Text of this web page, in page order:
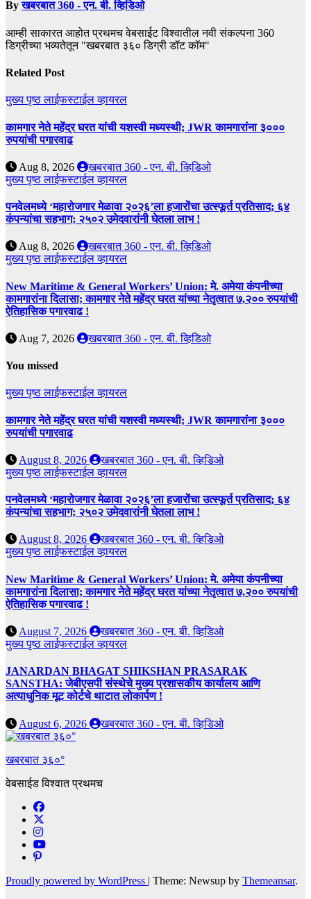
Byखबरबात 360 - एन. बी. व्हिडिओ
आम्ही साकारत आहोत प्रथमच वेबसाईट विश्वातील नवी संकल्पना 360
डिग्रीच्या भव्यतेतून "खबरबात ३६० डिग्री डॉट कॉम"
Related Post
मुख्य पृष्ठलाईफस्टाईलव्हायरल
कामगार नेते महेंद्र घरत यांची यशस्वी मध्यस्थी; JWR कामगारांना ३०००
रुपयांची पगारवाढ
Aug 8, 2026
खबरबात 360 - एन. बी. व्हिडिओ
मुख्य पृष्ठलाईफस्टाईलव्हायरल
पनवेलमध्ये ‘महारोजगार मेळावा २०२६’ला हजारोंचा उत्स्फूर्त प्रतिसाद; ६४
कंपन्यांचा सहभाग; २५०२ उमेदवारांनी घेतला लाभ !
Aug 8, 2026
खबरबात 360 - एन. बी. व्हिडिओ
मुख्य पृष्ठलाईफस्टाईलव्हायरल
New Maritime & General Workers’ Union: मे. अमेया कंपनीच्या
कामगारांना दिलासा; कामगार नेते महेंद्र घरत यांच्या नेतृत्वात ७,२०० रुपयांची
ऐतिहासिक पगारवाढ !
Aug 7, 2026 खबरबात 360 - एन. बी. व्हिडिओ
You missed
मुख्य पृष्ठलाईफस्टाईलव्हायरल
कामगार नेते महेंद्र घरत यांची यशस्वी मध्यस्थी; JWR कामगारांना ३०००
रुपयांची पगारवाढ
August 8, 2026
खबरबात 360 - एन. बी. व्हिडिओ
मुख्य पृष्ठलाईफस्टाईलव्हायरल
पनवेलमध्ये ‘महारोजगार मेळावा २०२६’ला हजारोंचा उत्स्फूर्त प्रतिसाद; ६४
कंपन्यांचा सहभाग; २५०२ उमेदवारांनी घेतला लाभ !
August 8, 2026
खबरबात 360 - एन. बी. व्हिडिओ
मुख्य पृष्ठलाईफस्टाईलव्हायरल
New Maritime & General Workers’ Union: मे. अमेया कंपनीच्या
कामगारांना दिलासा; कामगार नेते महेंद्र घरत यांच्या नेतृत्वात ७,२०० रुपयांची
ऐतिहासिक पगारवाढ !
August 7, 2026
खबरबात 360 - एन. बी. व्हिडिओ
मुख्य पृष्ठलाईफस्टाईलव्हायरल
JANARDAN BHAGAT SHIKSHAN PRASARAK
SANSTHA: जेबीएसपी संस्थेचे मुख्य प्रशासकीय कार्यालय आणि
अत्याधुनिक मूट कोर्टचे थाटात लोकार्पण !
August 6, 2026 खबरबात 360 - एन. बी. व्हिडिओ
खबरबात ३६०°
वेबसाईड विश्वात प्रथमच
Proudly powered by WordPress | Theme: Newsup by Themeansar.